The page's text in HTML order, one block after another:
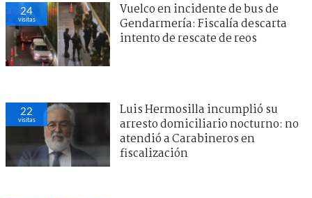
24
visitas
Vuelco en incidente de bus de
Gendarmería: Fiscalía descarta
intento de rescate de reos
22
visitas
Luis Hermosilla incumplió su
arresto domiciliario nocturno: no
atendió a Carabineros en
fiscalización